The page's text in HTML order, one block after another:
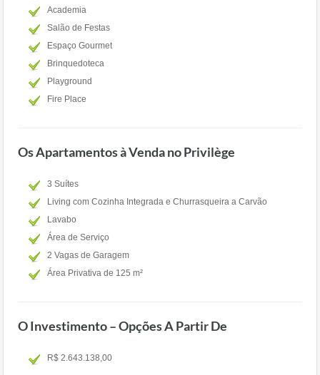
Academia
Salão de Festas
Espaço Gourmet
Brinquedoteca
Playground
Fire Place
Os Apartamentos à Venda no Privilège
3 Suítes
Living com Cozinha Integrada e Churrasqueira a Carvão
Lavabo
Área de Serviço
2 Vagas de Garagem
Área Privativa de 125 m²
O Investimento – Opções A Partir De
R$ 2.643.138,00